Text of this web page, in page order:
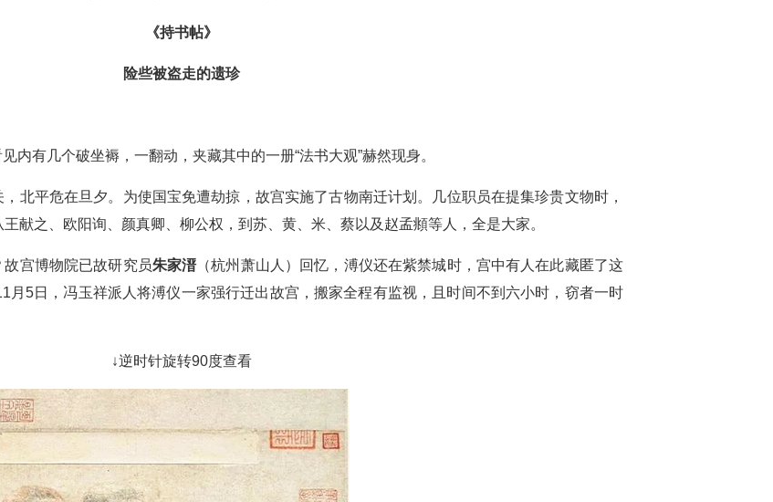
《持书帖》
险些被盗走的遗珍
内有几个破坐褥，一翻动，夹藏其中的一册“法书大观”赫然现身。
北平危在旦夕。为使国宝免遭劫掠，故宫实施了古物南迁计划。几位职员在提集珍贵文物时，
献之、欧阳询、颜真卿、柳公权，到苏、黄、米、蔡以及赵孟頫等人，全是大家。
宫博物院已故研究员朱家溍（杭州萧山人）
回忆，溥仪还在紫禁城时，宫中有人在此藏匿了这
月5日，冯玉祥派人将溥仪一家强行迁出故宫，搬家全程有监视，且时间不到六小时，窃者一时
↓逆时针旋转90度查看